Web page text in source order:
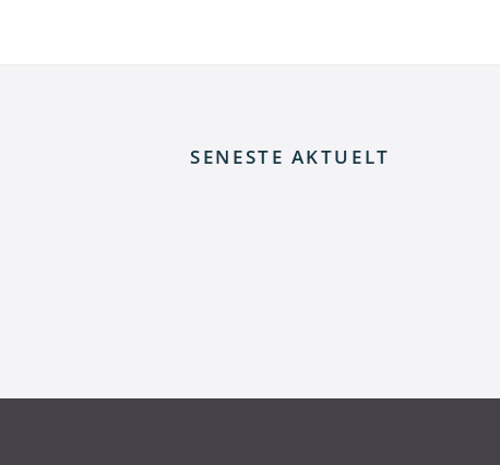
SENESTE AKTUELT